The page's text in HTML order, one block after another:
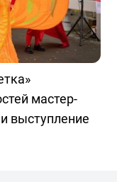
мастер-
выступление